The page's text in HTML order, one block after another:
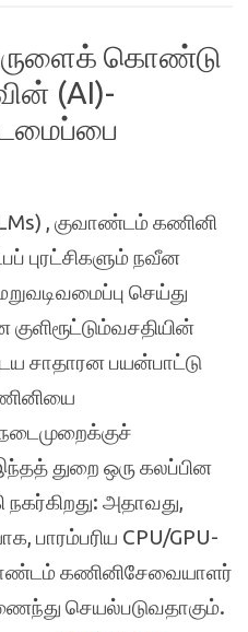
கொண்டு
(AI)-
, குவாண்டம் கணினி
புரட்சிகளும் நவீன
செய்து
சாதாரன பயன்பாட்டு
துறை ஒரு கலப்பின
அதாவது,
பாரம்பரிய CPU/GPU-
கணினிசேவையாளர்
செயல்படுவதாகும்.